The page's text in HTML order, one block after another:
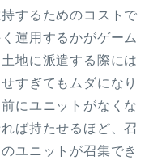
するためのコストで
運用するかがゲーム
地に派遣する際には
すぎてもムダになり
にユニットがなくな
ば持たせるほど、召
ユニットが召集でき